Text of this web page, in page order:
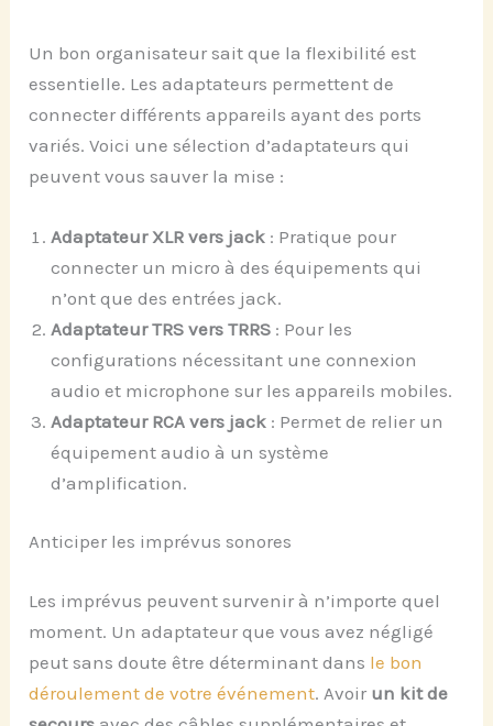
Un bon organisateur sait que la flexibilité est
essentielle. Les adaptateurs permettent de
connecter différents appareils ayant des ports
variés. Voici une sélection d’adaptateurs qui
peuvent vous sauver la mise :
Adaptateur XLR vers jack : Pratique pour
connecter un micro à des équipements qui
n’ont que des entrées jack.
Adaptateur TRS vers TRRS : Pour les
configurations nécessitant une connexion
audio et microphone sur les appareils mobiles.
Adaptateur RCA vers jack : Permet de relier un
équipement audio à un système
d’amplification.
Anticiper les imprévus sonores
Les imprévus peuvent survenir à n’importe quel
moment. Un adaptateur que vous avez négligé
peut sans doute être déterminant dans le bon
déroulement de votre événement. Avoir un kit de